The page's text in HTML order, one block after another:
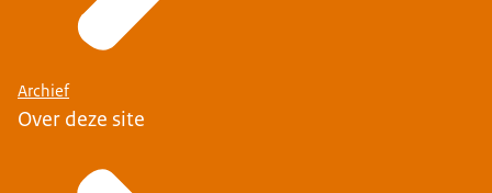
Archief
Over deze site